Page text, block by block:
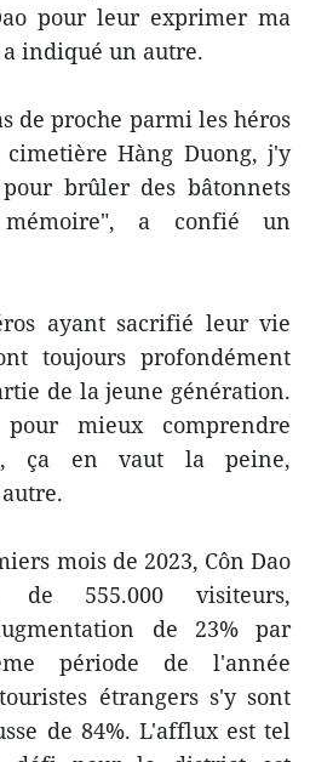
pour leur exprimer ma
indiqué un autre.
de proche parmi les héros
Hàng Duong, j'y
brûler des bâtonnets
a confié un
ayant sacrifié leur vie
toujours profondément
de la jeune génération.
mieux comprendre
ça en vaut la peine,
mois de 2023, Côn Dao
555.000 visiteurs,
de 23% par
période de l'année
étrangers s'y sont
de 84%. L'afflux est tel